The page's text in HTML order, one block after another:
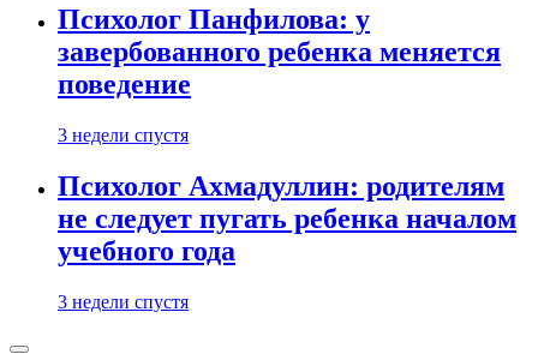
Психолог Панфилова: у
завербованного ребенка меняется
поведение
3 недели спустя
Психолог Ахмадуллин: родителям
не следует пугать ребенка началом
учебного года
3 недели спустя